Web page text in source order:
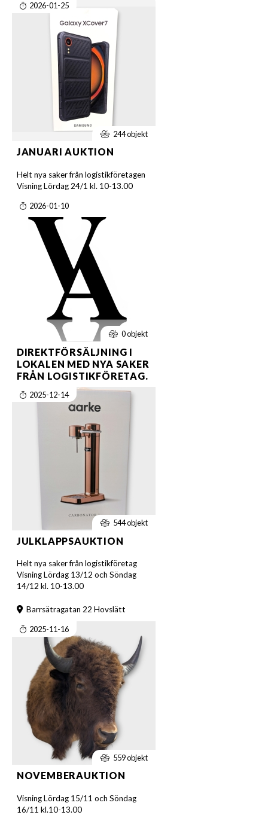
2026-01-25
244 objekt
JANUARI AUKTION
Helt nya saker från logistikföretagen
Visning Lördag 24/1 kl. 10-13.00
2026-01-10
0 objekt
DIREKTFÖRSÄLJNING I
LOKALEN MED NYA SAKER
FRÅN LOGISTIKFÖRETAG.
2025-12-14
544 objekt
JULKLAPPSAUKTION
Helt nya saker från logistikföretag
Visning Lördag 13/12 och Söndag
14/12 kl. 10-13.00
Barrsätragatan 22 Hovslätt
2025-11-16
559 objekt
NOVEMBERAUKTION
Visning Lördag 15/11 och Söndag
16/11 kl.10-13.00